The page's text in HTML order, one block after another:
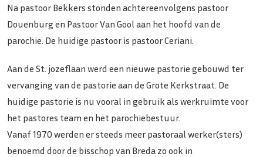
Na pastoor Bekkers stonden achtereenvolgens pastoor
Douenburg en Pastoor Van Gool aan het hoofd van de
parochie. De huidige pastoor is pastoor Ceriani.
Aan de St. jozeflaan werd een nieuwe pastorie gebouwd ter
vervanging van de pastorie aan de Grote Kerkstraat. De
huidige pastorie is nu vooral in gebruik als werkruimte voor
het pastores team en het parochiebestuur.
Vanaf 1970 werden er steeds meer pastoraal werker(sters)
benoemd door de bisschop van Breda zo ook in